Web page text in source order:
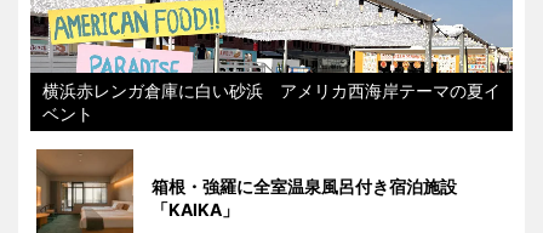
横浜赤レンガ倉庫に白い砂浜 アメリカ西海岸テーマの夏イ
ベント
箱根・強羅に全室温泉風呂付き宿泊施設
「KAIKA」